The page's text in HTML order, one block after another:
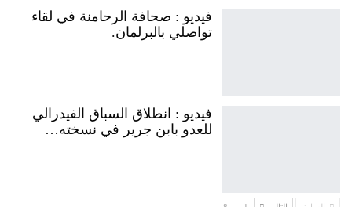
فيديو : صحافة الرحامنة في لقاء
تواصلي بالبرلمان.
فيديو : انطلاق السباق الفيدرالي
للعدو بابن جرير في نسخته…